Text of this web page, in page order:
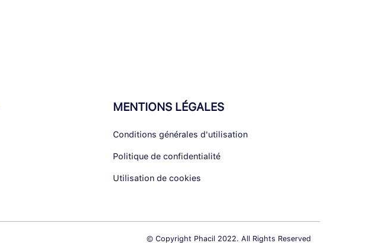
MENTIONS LÉGALES
Conditions générales d'utilisation
Politique de confidentialité
Utilisation de cookies
© Copyright Phacil 2022. All Rights Reserved